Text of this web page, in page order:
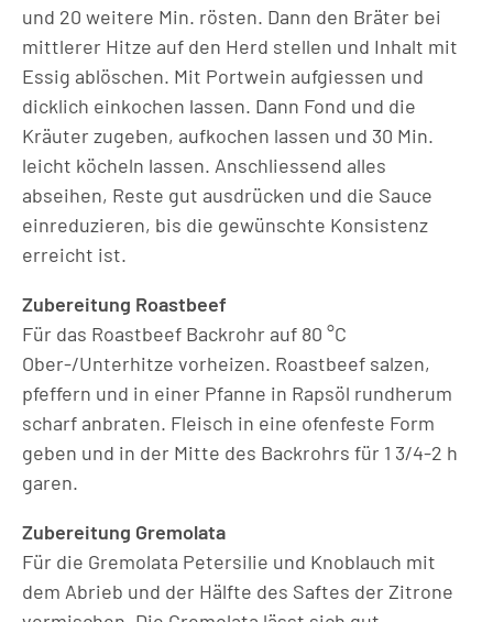
und 20 weitere Min. rösten. Dann den Bräter bei
mittlerer Hitze auf den Herd stellen und Inhalt mit
Essig ablöschen. Mit Portwein aufgiessen und
dicklich einkochen lassen. Dann Fond und die
Kräuter zugeben, aufkochen lassen und 30 Min.
leicht köcheln lassen. Anschliessend alles
abseihen, Reste gut ausdrücken und die Sauce
einreduzieren, bis die gewünschte Konsistenz
erreicht ist.
Zubereitung Roastbeef
Für das Roastbeef Backrohr auf 80 °C
Ober-/Unterhitze vorheizen. Roastbeef salzen,
pfeffern und in einer Pfanne in Rapsöl rundherum
scharf anbraten. Fleisch in eine ofenfeste Form
geben und in der Mitte des Backrohrs für 1 3/4-2 h
garen.
Zubereitung Gremolata
Für die Gremolata Petersilie und Knoblauch mit
dem Abrieb und der Hälfte des Saftes der Zitrone